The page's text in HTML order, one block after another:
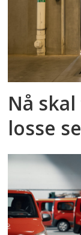
Nå
losse